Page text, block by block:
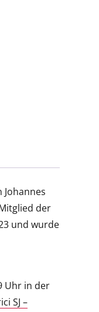
der
und wurde
Uhr in der
SJ –